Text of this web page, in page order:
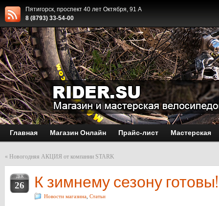
Пятигорск, проспект 40 лет Октября, 91 А
8 (8793) 33-54-00
Главная Магазин Онлайн Прайс-лист Мастерская
« Новогодняя АКЦИЯ от компании STARK
ДЕК
26 К зимнему сезону готовы!
Новости магазина Статьи